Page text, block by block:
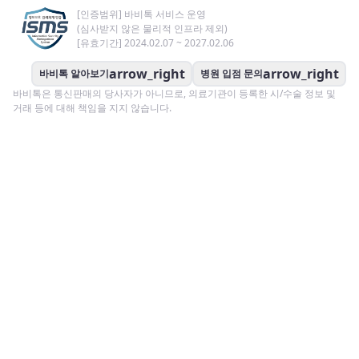
[인증범위] 바비톡 서비스 운영
(심사받지 않은 물리적 인프라 제외)
[유효기간] 2024.02.07 ~ 2027.02.06
바비톡 알아보기arrow_right 병원 입점 문의arrow_right
바비톡은 통신판매의 당사자가 아니므로, 의료기관이 등록한 시/수술 정보 및
거래 등에 대해 책임을 지지 않습니다.